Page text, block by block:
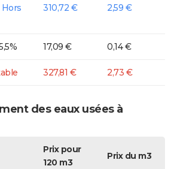
310,72 € 2,59 €
17,09 € 0,14 €
327,81 € 2,73 €
des eaux usées à
Prix pour
120 m3
Prix du m3